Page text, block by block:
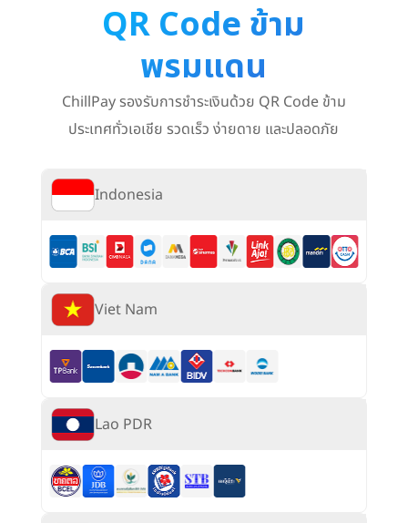
QR Code ข้าม
พรมแดน
ChillPay รองรับการชำระเงินด้วย QR Code ข้าม
ประเทศทั่วเอเชีย รวดเร็ว ง่ายดาย และปลอดภัย
Indonesia
Viet Nam
Lao PDR